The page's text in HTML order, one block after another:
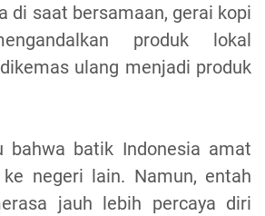
di saat bersamaan, gerai kopi
produk lokal
ulang menjadi produk
bahwa batik Indonesia amat
negeri lain. Namun, entah
jauh lebih percaya diri